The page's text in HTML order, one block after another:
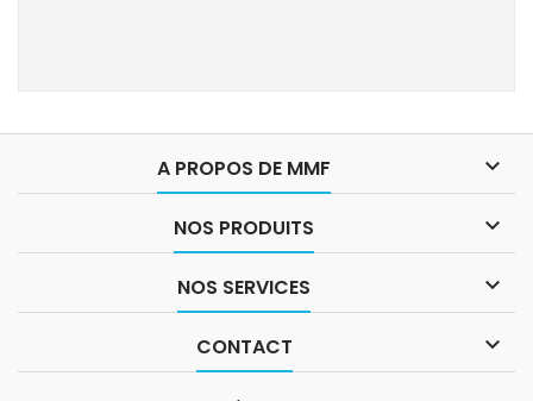
A PROPOS DE MMF 
NOS PRODUITS 
NOS SERVICES 
CONTACT 